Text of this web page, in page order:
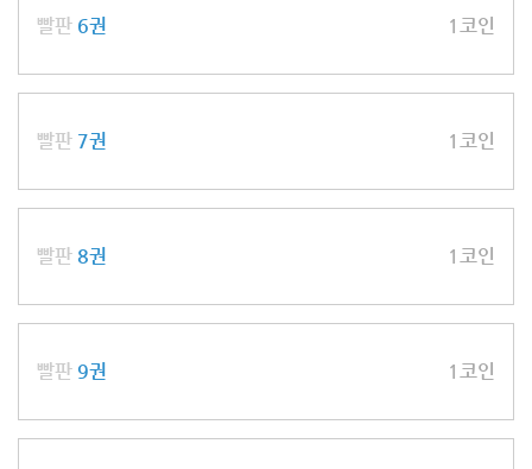
빨판 6권 1코인
빨판 7권 1코인
빨판 8권 1코인
빨판 9권 1코인